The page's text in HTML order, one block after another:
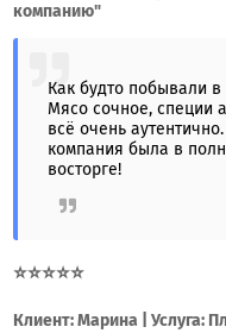
компанию"
Как будто побывали в
Мясо сочное, специи
всё очень
компания была в
восторге!
⭐⭐⭐⭐⭐
Клиент: Марина | Услуга: